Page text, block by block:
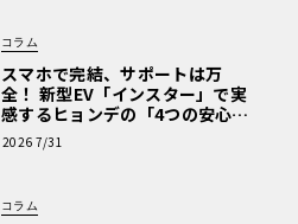
コラム
スマホで完結、サポートは万
全！ 新型EV「インスター」で実
感するヒョンデの「4つの安心」
【第1回・ヒョンデ6つの疑問：
Why? Hyundai?】〈PR〉
2026 7/31
コラム